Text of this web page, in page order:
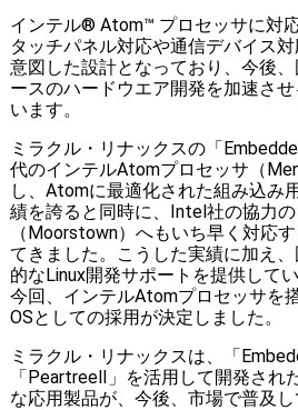
インテル® Atom™ プロセッサに対
タッチパネル対応や通信デバイス
意図した設計となっており、今後
ースのハードウエア開発を加速さ
います。
ミラクル・リナックスの「
代のインテルAtomプロセッサ（
し、Atomに最適化された組み込み
績を誇ると同時に、Intel社の協力
（Moorstown）へもいち早く対応
てきました。こうした実績に加え
的なLinux開発サポートを提供して
今回、インテルAtomプロセッサを
OSとしての採用が決定しました。
ミラクル・リナックスは、「
「PeartreeⅡ」を活用して開発され
な応用製品が、今後、市場で普及